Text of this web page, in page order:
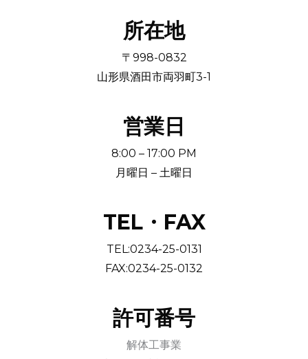
所在地
〒998-0832
山形県酒田市両羽町3-1
営業日
8:00 – 17:00 PM
月曜日 – 土曜日
TEL・FAX
TEL:0234-25-0131
FAX:0234-25-0132
許可番号
解体工事業